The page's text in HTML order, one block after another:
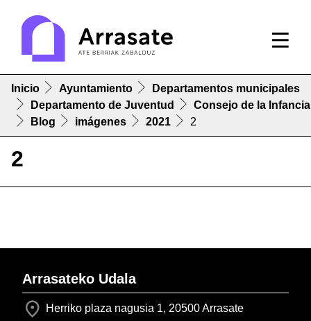
Inicio Ayuntamiento
Departamentos municipales
Departamento de Juventud
Consejo de la Infancia
Blog
imágenes 2021 2
2
Arrasateko Udala
Herriko plaza nagusia 1, 20500 Arrasate